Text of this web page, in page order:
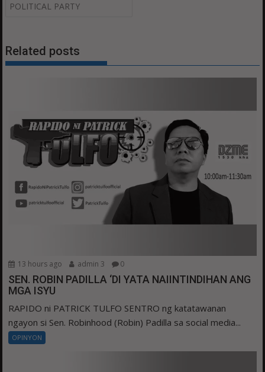
POLITICAL PARTY
Related posts
13 hours ago admin 3 0
SEN. ROBIN PADILLA ‘DI YATA NAIINTINDIHAN ANG
MGA ISYU
RAPIDO ni PATRICK TULFO SENTRO ng katatawanan
ngayon si Sen. Robinhood (Robin) Padilla sa social media...
OPINYON